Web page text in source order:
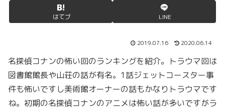
はてブ LINE
2019.07.16 2020.06.14
名探偵コナンの怖い回のランキングを紹介。トラウマ回は
図書館館長や山荘の話が有名。1話ジェットコースター事
件も怖いですし美術館オーナーの話もかなりトラウマです
ね。初期の名探偵コナンのアニメは怖い話が多いですがラ